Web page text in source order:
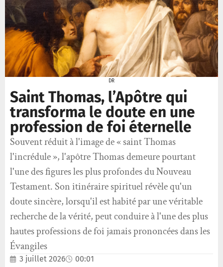
DR
Saint Thomas, l’Apôtre qui
transforma le doute en une
profession de foi éternelle
Souvent réduit à l'image de « saint Thomas
l'incrédule », l'apôtre Thomas demeure pourtant
l'une des figures les plus profondes du Nouveau
Testament. Son itinéraire spirituel révèle qu'un
doute sincère, lorsqu'il est habité par une véritable
recherche de la vérité, peut conduire à l'une des plus
hautes professions de foi jamais prononcées dans les
Évangiles
3 juillet 2026 00:01